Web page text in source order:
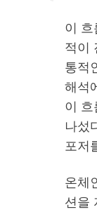
이
적이
통적
해석
이
나섰
포저
온체
션을